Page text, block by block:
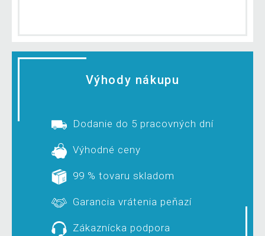
Výhody nákupu
Dodanie do 5 pracovných dní
Výhodné ceny
99 % tovaru skladom
Garancia vrátenia peňazí
Zákaznícka podpora